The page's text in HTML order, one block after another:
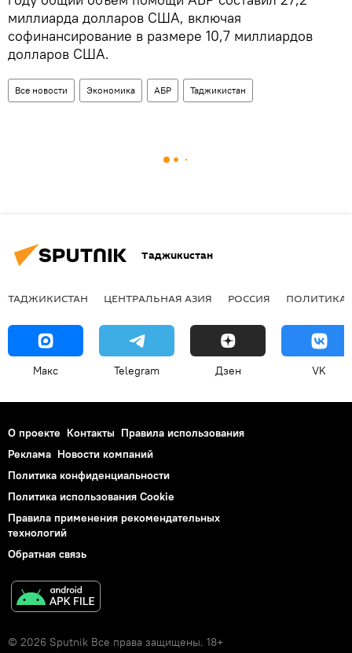
миллиарда долларов США, включая
софинансирование в размере 10,7 миллиардов
долларов США.
Все новости Экономика АБР Таджикистан
Таджикистан
ТАДЖИКИСТАН ЦЕНТРАЛЬНАЯ АЗИЯ РОССИЯ ПОЛИТИКА
Макс Telegram Дзен VK
О проекте Контакты Правила использования
Реклама Новости компаний
Политика конфиденциальности
Политика использования Cookie
Правила применения рекомендательных
технологий
Обратная связь
© 2026 Sputnik Все права защищены. 18+